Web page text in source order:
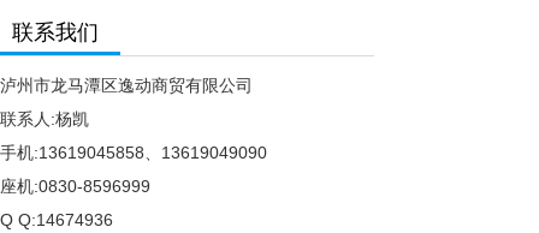
联系我们
泸州市龙马潭区逸动商贸有限公司
联系人:杨凯
手机:13619045858、13619049090
座机:0830-8596999
Q Q:14674936